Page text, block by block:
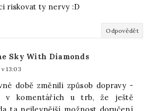
riskovat ty nervy :D
Odpovědět
Sky With Diamonds
13:03
době změnili způsob dopravy -
v komentářích u trb, že ještě